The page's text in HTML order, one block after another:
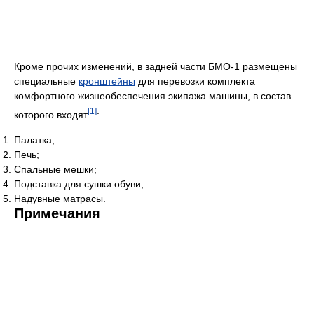
Кроме прочих изменений, в задней части БМО-1 размещены
специальные кронштейны для перевозки комплекта
комфортного жизнеобеспечения экипажа машины, в состав
которого входят[1]:
Палатка;
Печь;
Спальные мешки;
Подставка для сушки обуви;
Надувные матрасы.
Примечания